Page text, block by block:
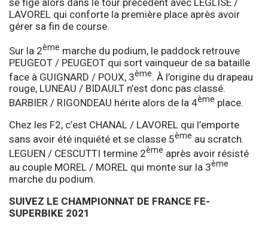
se fige alors dans le tour précédent avec LEGLISE /
LAVOREL qui conforte la première place après avoir
gérer sa fin de course.
Sur la 2ème marche du podium, le paddock retrouve
PEUGEOT / PEUGEOT qui sort vainqueur de sa bataille
face à GUIGNARD / POUX, 3ème. À l’origine du drapeau
rouge, LUNEAU / BIDAULT n’est donc pas classé.
BARBIER / RIGONDEAU hérite alors de la 4ème place.
Chez les F2, c’est CHANAL / LAVOREL qui l’emporte
sans avoir été inquiété et se classe 5ème au scratch.
LEGUEN / CESCUTTI termine 2ème après avoir résisté
au couple MOREL / MOREL qui monte sur la 3ème
marche du podium.
SUIVEZ LE CHAMPIONNAT DE FRANCE FE-
SUPERBIKE 2021